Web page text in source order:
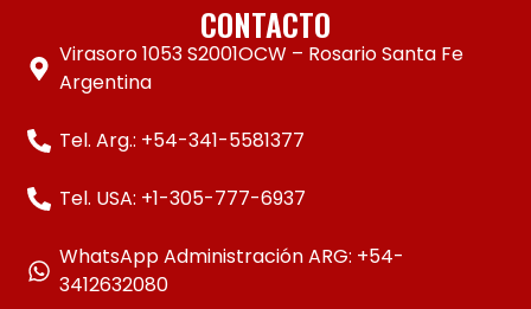
CONTACTO
Virasoro 1053 S2001OCW – Rosario Santa Fe
Argentina
Tel. Arg.: +54-341-5581377
Tel. USA: +1-305-777-6937
WhatsApp Administración ARG: +54-
3412632080